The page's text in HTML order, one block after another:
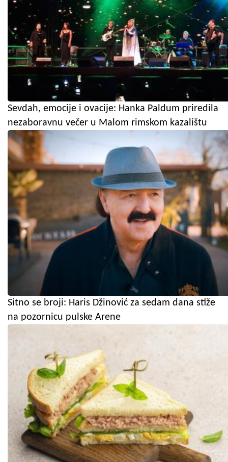
Sevdah, emocije i ovacije: Hanka Paldum priredila
nezaboravnu večer u Malom rimskom kazalištu
Sitno se broji: Haris Džinović za sedam dana stiže
na pozornicu pulske Arene